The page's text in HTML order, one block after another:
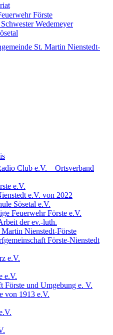
Förste
Wedemeyer
St. Martin Nienstedt-
Club e.V. – Ortsverband
e.V.
e.V. von 2022
Sösetal e.V.
Feuerwehr Förste e.V.
der ev.-luth.
Nienstedt-Förste
Förste-Nienstedt
e.V.
e.V.
Förste und Umgebung e. V.
von 1913 e.V.